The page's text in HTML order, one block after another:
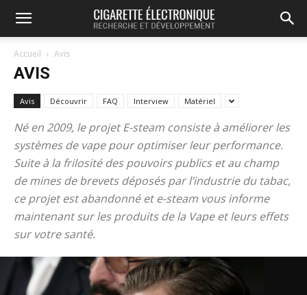
Accueil Avis
AVIS
Avis Découvrir FAQ Interview Matériel
Né en 2009, le projet E-steam consiste à améliorer les
systèmes de vape pour optimiser leur performance.
Suite à la frilosité des pouvoirs publics et au champ
de mines de brevets déposés par l’industrie du tabac,
ce projet est abandonné et e-steam vous informe
maintenant sur les produits de la Vape et leurs effets
sur votre santé.